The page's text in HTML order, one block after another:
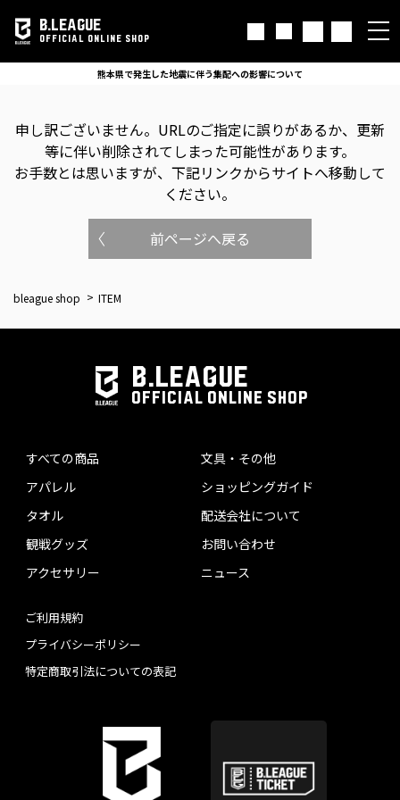
B.LEAGUE
OFFICIAL ONLINE SHOP
熊本県で発生した地震に伴う集配への影響について
申し訳ございません。 URLのご指定に誤りがあるか、更新
等に伴い削除されてしまった可能性があります。
お手数とは思いますが、下記リンクからサイトへ移動して
ください。
前ページへ戻る
bleague shop ITEM
B.LEAGUE
OFFICIAL ONLINE SHOP
すべての商品
アパレル
タオル
観戦グッズ
アクセサリー
文具・その他
ショッピングガイド
配送会社について
お問い合わせ
ニュース
ご利用規約
プライバシーポリシー
特定商取引法についての表記